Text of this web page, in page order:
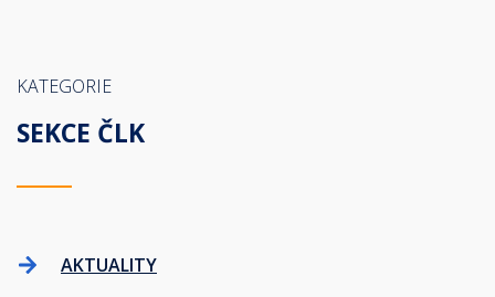
KATEGORIE
SEKCE ČLK
AKTUALITY